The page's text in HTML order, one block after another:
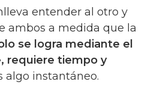
entender al otro y
ambos a medida que la
se logra mediante el
requiere tiempo y
algo instantáneo.